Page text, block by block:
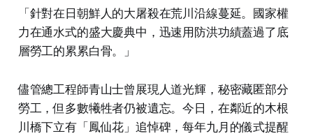
「針對在日朝鮮人的大屠殺在荒川沿線蔓延。國家權
力在通水式的盛大慶典中，迅速用防洪功績蓋過了底
層勞工的累累白骨。」
儘管總工程師青山士曾展現人道光輝，秘密藏匿部分
勞工，但多數犧牲者仍被遺忘。今日，在鄰近的木根
川橋下立有「鳳仙花」追悼碑，每年九月的儀式提醒